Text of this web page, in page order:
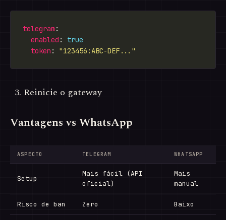
telegram
enabled : true
token : "123456:ABC-DEF..."
Reinicie o gateway
Vantagens vs WhatsApp
ASPECTO TELEGRAM WHATSAPP
Setup
Mais fácil (API
oficial)
Mais
manual
Risco de ban Zero Baixo